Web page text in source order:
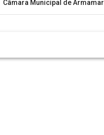
Câmara Municipal de Armamar